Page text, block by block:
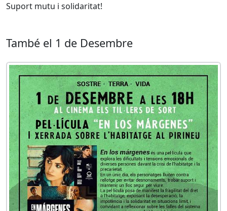
Suport mutu i solidaritat!
També el 1 de Desembre